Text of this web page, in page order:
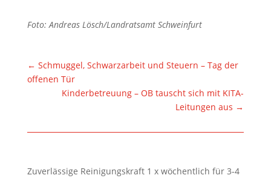
Foto: Andreas Lösch/Landratsamt Schweinfurt
← Schmuggel, Schwarzarbeit und Steuern – Tag der
offenen Tür
Kinderbetreuung – OB tauscht sich mit KITA-
Leitungen aus →
Zuverlässige Reinigungskraft 1 x wöchentlich für 3-4